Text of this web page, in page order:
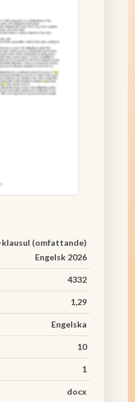
klausul (omfattande)
Engelsk 2026
4332
1,29
Engelska
10
1
docx